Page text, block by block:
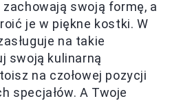
swoją formę, a
je w piękne kostki. W
na takie
swoją kulinarną
na czołowej pozycji
specjałów. A Twoje